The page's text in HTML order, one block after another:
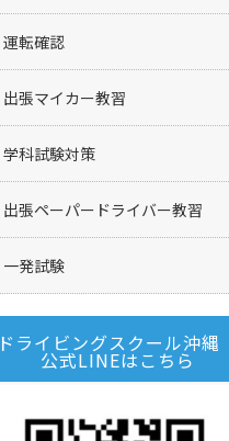
運転確認
出張マイカー教習
学科試験対策
出張ペーパードライバー教習
一発試験
ドライビングスクール沖縄
公式LINEはこちら